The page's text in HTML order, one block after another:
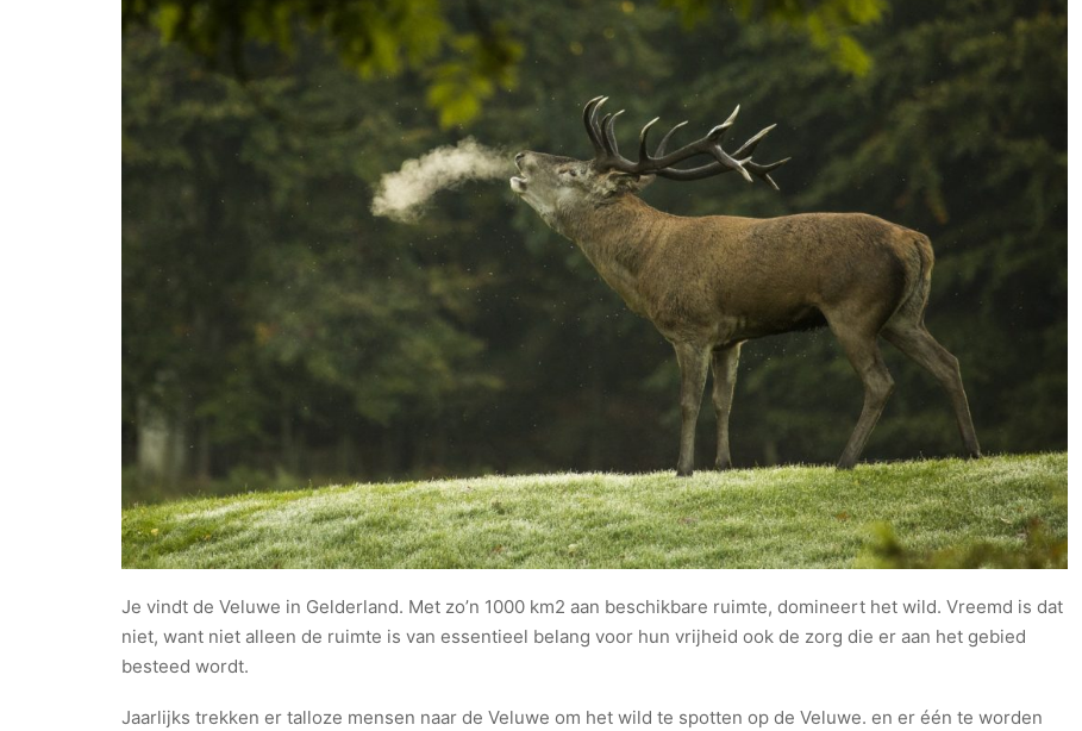
Je vindt de Veluwe in Gelderland. Met zo’n 1000 km2 aan beschikbare ruimte, domineert het wild. Vreemd is dat
niet, want niet alleen de ruimte is van essentieel belang voor hun vrijheid ook de zorg die er aan het gebied
besteed wordt.
Jaarlijks trekken er talloze mensen naar de Veluwe om het wild te spotten op de Veluwe. en er één te worden